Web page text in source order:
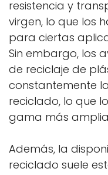
resistencia y
virgen, lo que los
para ciertas
Sin embargo, los
de reciclaje de
constantemente
reciclado, lo que
gama más
Además, la
reciclado suele